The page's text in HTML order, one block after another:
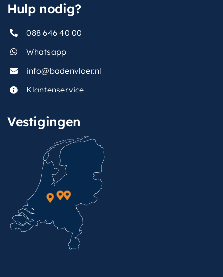
Hulp nodig?
088 646 40 00
Whatsapp
info@badenvloer.nl
Klantenservice
Vestigingen